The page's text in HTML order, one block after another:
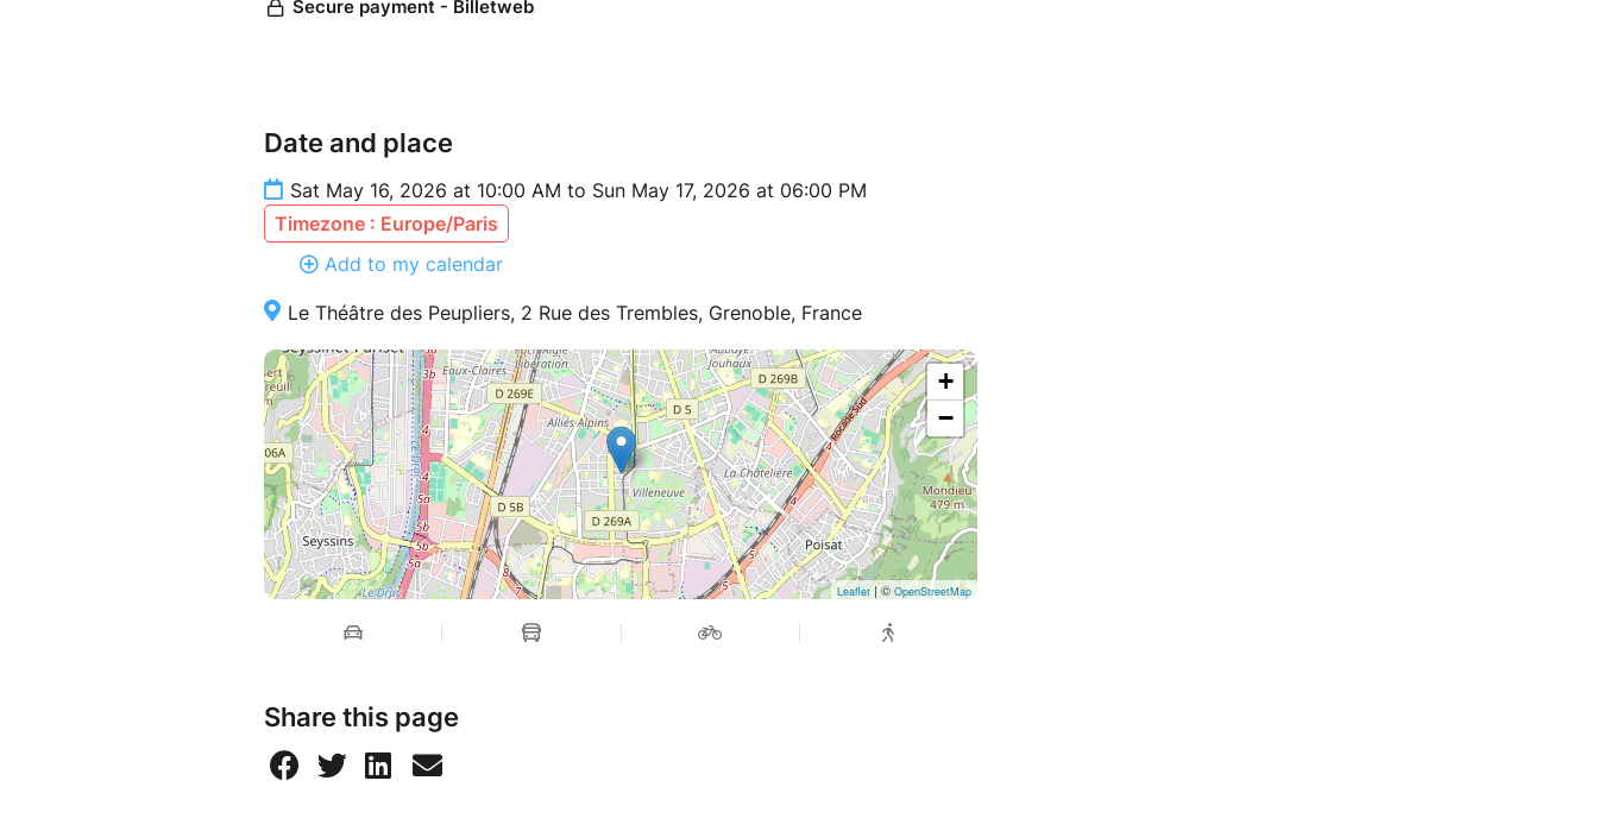
Date and place
Sat May 16, 2026 at 10:00 AM to Sun May 17, 2026 at 06:00 PM
Timezone : Europe/Paris
Add to my calendar
Le Théâtre des Peupliers, 2 Rue des Trembles, Grenoble, France
+
−
Leaflet | © OpenStreetMap
Share this page